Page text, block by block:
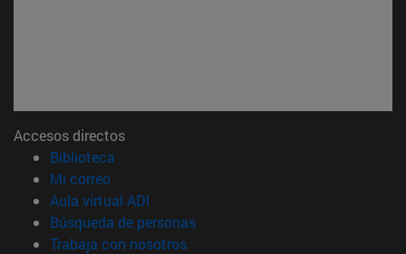
Accesos directos
Biblioteca
Mi correo(abre en nueva ventana)
Aula virtual ADI
Búsqueda de personas(abre en nueva ventana)
Trabaja con nosotros(abre en nueva ventana)